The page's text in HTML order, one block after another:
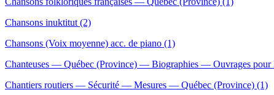
Chansons inuktitut (2)
Chansons (Voix moyenne) acc. de piano (1)
Chanteuses — Québec (Province) — Biographies — Ouvrages pour
Chantiers routiers — Sécurité — Mesures — Québec (Province) (1)